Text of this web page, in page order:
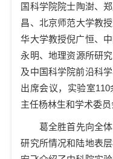
国科学院院士陶澍、
昌、 北京师范大学教
华大学教授倪广恒、
永明、 地理资源所研
及中国科学院前沿科
出席会议，实验室110
主任杨林生和学术委员
葛全胜首先向全
研究所情况和陆地表